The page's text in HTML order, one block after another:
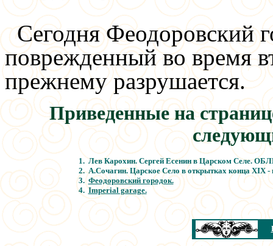
Сегодня Феодоровский
поврежденный во время
прежнему разрушается.
Приведенные на
1. Лев Карохин. Сергей Есенин в Царском Селе.
2. А.Сочагин. Царское Село в открытках конца XIX -
3. Феодоровский городок.
4. Imperial garage.